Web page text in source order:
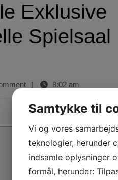
Exklusive
Spielsaal
| 8:02 am
Samtykke til
Vi og vores
teknologier, herunder
indsamle oplysninger
formål, herunder: